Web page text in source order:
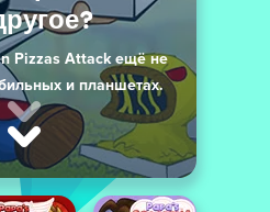
Pizzas Attack ещё не
и планшетах.